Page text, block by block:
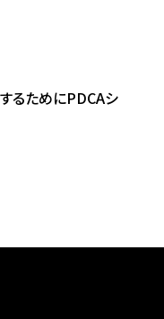
るためにPDCAシ